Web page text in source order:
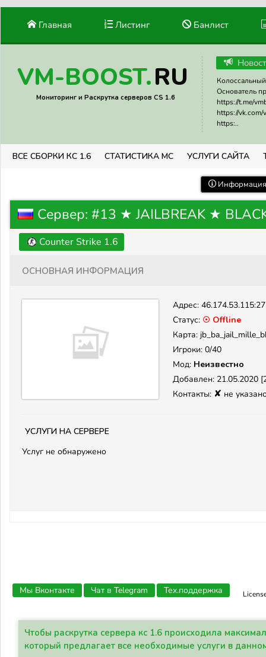
Главная Листинг Банлист
VM-BOOST.RU
Мониторинг и Раскрутка серверов CS 1.6
Основатель
https://t.me/
https://vk.com/
https:..
ВСЕ СБОРКИ КС 1.6 СТАТИСТИКА МС УСЛУГИ САЙТА
Сервер: #13 ★ JAILBREAK ★
Counter Strike 1.6
Основная информация
Адрес:
Статус: ☉ Offline
Карта:
Игроки: 0/40
Мод: Неизвестно
Добавлен: 21.05.2020
Контакты: ✘ не
Услуги на сервере
Услуг не обнаружено
Мы Вконтакте Чат в Telegram Тех.поддержка
Чтобы раскрутка сервера кс 1.6 происходила
который предлагает все необходимые услуги в